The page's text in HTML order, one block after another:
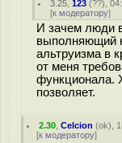
3.25 ,123 (??),
[к модератору]
И зачем люди
выполняющий
альтруизма в
от меня
функционала.
позволяет.
2.30 ,Celcion (ok),
[к модератору]